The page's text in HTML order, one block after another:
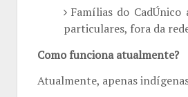
Famílias do
particulares, fora da
Como funciona atualmente?
Atualmente, apenas